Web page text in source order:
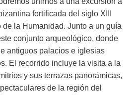
fortificada del siglo XIII
la Humanidad. Junto a un guía
conjunto arqueológico, donde
antiguos palacios e iglesias
El recorrido incluye la visita a la
y sus terrazas panorámicas,
de la región del